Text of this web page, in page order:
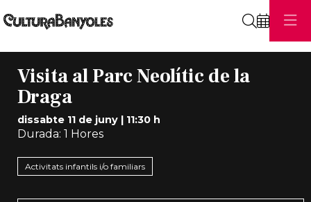
Visita al Parc Neolític de la
Draga
dissabte 11 de juny| 11:30 h
Durada: 1 Hores
Activitats infantils i/o familiars